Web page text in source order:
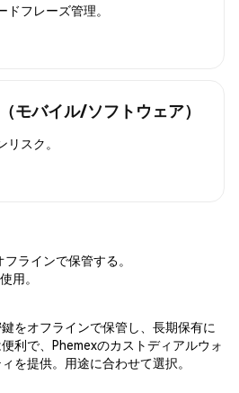
フレーズ管理。
モバイル/ソフトウェア）
スク。
ラインで保管する。
用。
をオフラインで保管し、長期保有に
利で、Phemexのカストディアルウォ
を提供。用途に合わせて選択。